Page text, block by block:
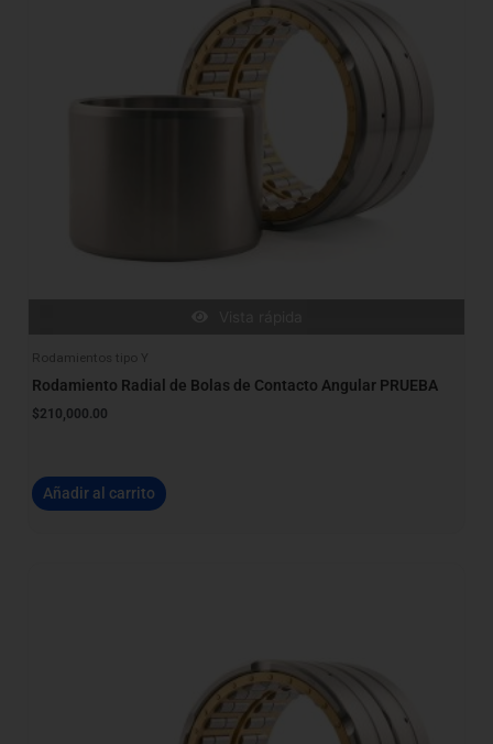
Rodamientos tipo Y
Rodamiento Radial de Bolas de Contacto Angular PRUEBA
$210,000.00
Añadir al carrito